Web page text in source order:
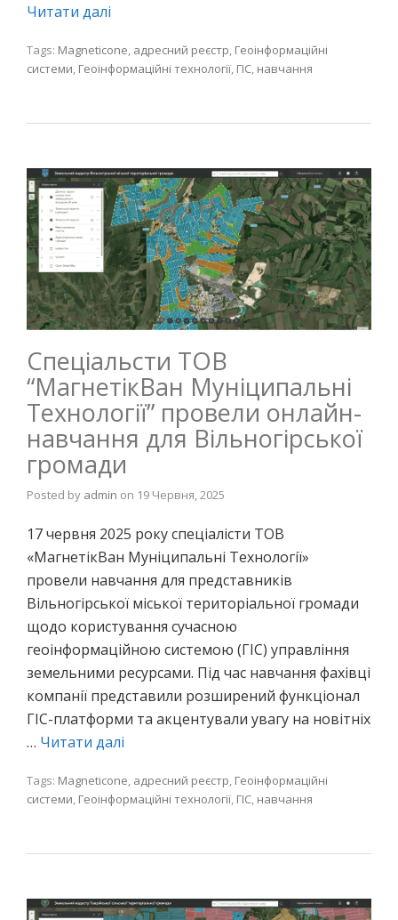
Читати далі
Tags: Magneticone, адресний реєстр, Геоінформаційні
системи, Геоінформаційні технології, ГІС, навчання
Спеціальсти ТОВ
“МагнетікВан Муніципальні
Технології” провели онлайн-
навчання для Вільногірської
громади
Posted by admin on 19 Червня, 2025
17 червня 2025 року спеціалісти ТОВ
«МагнетікВан Муніципальні Технології»
провели навчання для представників
Вільногірської міської територіальної громади
щодо користування сучасною
геоінформаційною системою (ГІС) управління
земельними ресурсами. Під час навчання фахівці
компанії представили розширений функціонал
ГІС-платформи та акцентували увагу на новітніх
… Читати далі
Tags: Magneticone адресний реєстр Геоінформаційні
системи Геоінформаційні технології, ГІС навчання